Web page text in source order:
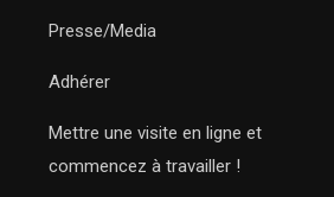
Presse/Media
Adhérer
Mettre une visite en ligne et
commencez à travailler !